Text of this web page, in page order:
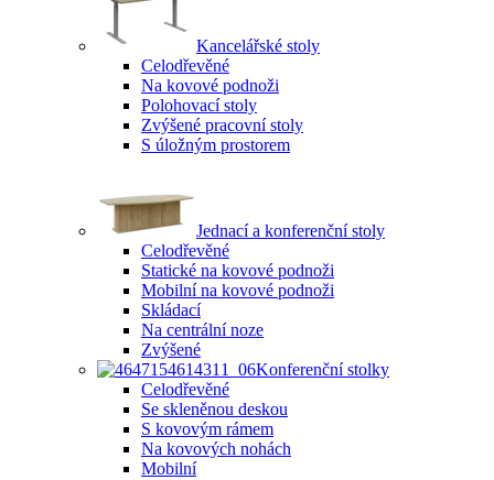
Kancelářské stoly
Celodřevěné
Na kovové podnoži
Polohovací stoly
Zvýšené pracovní stoly
S úložným prostorem
Jednací a konferenční stoly
Celodřevěné
Statické na kovové podnoži
Mobilní na kovové podnoži
Skládací
Na centrální noze
Zvýšené
Konferenční stolky
Celodřevěné
Se skleněnou deskou
S kovovým rámem
Na kovových nohách
Mobilní